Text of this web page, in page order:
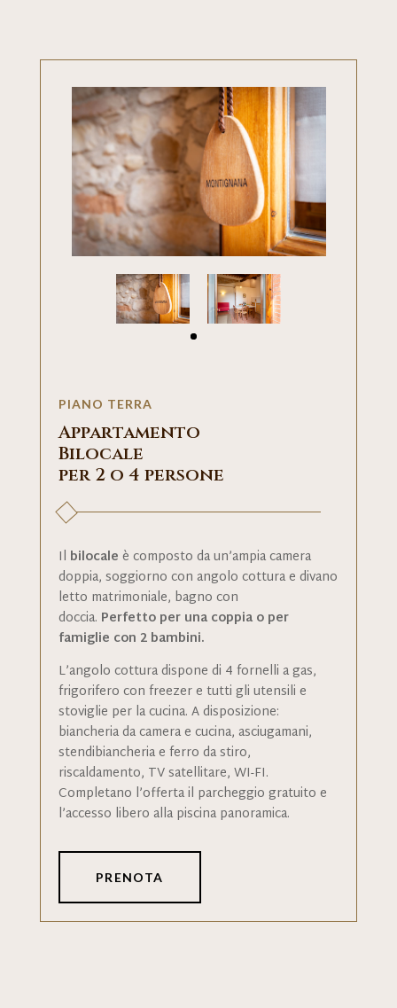
PIANO TERRA
Appartamento
Bilocale
per 2 o 4 persone
Il bilocale è composto da un’ampia camera
doppia, soggiorno con angolo cottura e divano
letto matrimoniale, bagno con
doccia. Perfetto per una coppia o per
famiglie con 2 bambini.
L’angolo cottura dispone di 4 fornelli a gas,
frigorifero con freezer e tutti gli utensili e
stoviglie per la cucina. A disposizione:
biancheria da camera e cucina, asciugamani,
stendibiancheria e ferro da stiro,
riscaldamento, TV satellitare, WI-FI.
Completano l’offerta il parcheggio gratuito e
l’accesso libero alla piscina panoramica.
PRENOTA